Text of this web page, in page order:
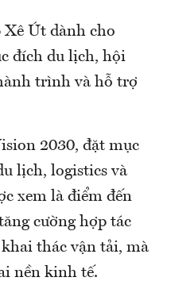
Xê Út dành cho
đích du lịch, hội
trình và hỗ trợ
2030, đặt mục
lịch, logistics và
xem là điểm đến
cường hợp tác
thác vận tải, mà
nền kinh tế.